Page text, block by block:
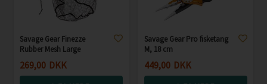
Savage Gear Finezze
Rubber Mesh Large
269,00 DKK
Savage Gear Pro fisketang
M, 18 cm
449,00 DKK